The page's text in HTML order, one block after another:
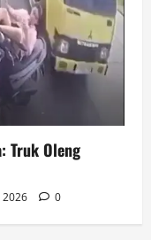
Truk Oleng
2026 0